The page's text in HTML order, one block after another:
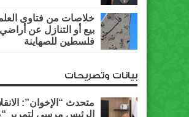
خلاصات من فتاوى
بيع أو التنازل عن أراضي
فلسطين للصهاينة
بيانات وتصريحات
متحدث “الإخوان”:
الرئيس مرسي لتمرير